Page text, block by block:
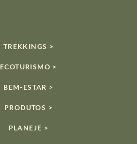
TREKKINGS >
ECOTURISMO >
BEM-ESTAR >
PRODUTOS >
PLANEJE >